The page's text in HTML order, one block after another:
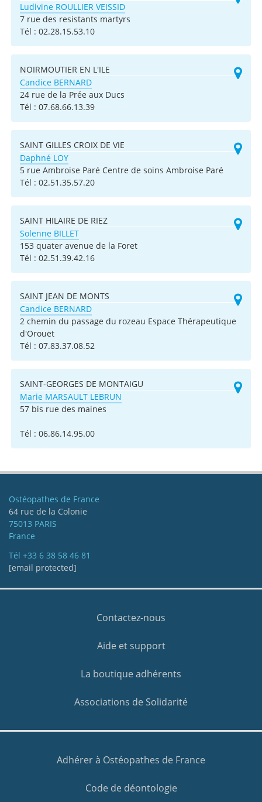
Ludivine ROULLIER VEISSID
7 rue des resistants martyrs
Tél :02.28.15.53.10
NOIRMOUTIER EN L'ILE
Candice BERNARD
24 rue de la Prée aux Ducs
Tél :07.68.66.13.39
SAINT GILLES CROIX DE VIE
Daphné LOY
5 rue Ambroise Paré Centre de soins Ambroise Paré
Tél :02.51.35.57.20
SAINT HILAIRE DE RIEZ
Solenne BILLET
153 quater avenue de la Foret
Tél :02.51.39.42.16
SAINT JEAN DE MONTS
Candice BERNARD
2 chemin du passage du rozeau Espace Thérapeutique
d'Orouët
Tél :07.83.37.08.52
SAINT-GEORGES DE MONTAIGU
Marie MARSAULT LEBRUN
57 bis rue des maines
Tél :06.86.14.95.00
Ostéopathes de France
64 rue de la Colonie
75013 PARIS
France
Tél +33 6 38 58 46 81
[email protected]
Contactez-nous
Aide et support
La boutique adhérents
Associations de Solidarité
Adhérer à Ostéopathes de France
Code de déontologie